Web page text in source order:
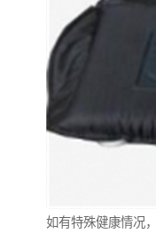
如有特殊健康情况